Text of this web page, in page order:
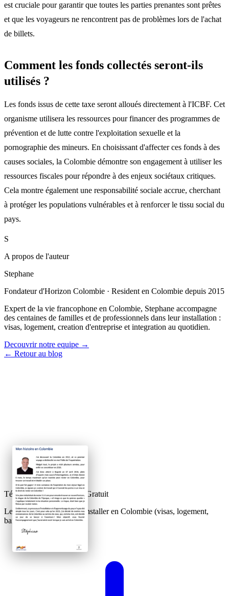
est cruciale pour garantir que toutes les parties prenantes sont prêtes
et que les voyageurs ne rencontrent pas de problèmes lors de l'achat
de billets.
Comment les fonds collectés seront-ils
utilisés ?
Les fonds issus de cette taxe seront alloués directement à l'ICBF. Cet
organisme utilisera les ressources pour financer des programmes de
prévention et de lutte contre l'exploitation sexuelle et la
pornographie des mineurs. En choisissant d'affecter ces fonds à des
causes sociales, la Colombie démontre son engagement à utiliser les
ressources fiscales pour répondre à des enjeux sociétaux critiques.
Cela montre également une responsabilité sociale accrue, cherchant
à protéger les populations vulnérables et à renforcer le tissu social du
pays.
S
A propos de l'auteur
Stephane
Fondateur d'Horizon Colombie · Resident en Colombie depuis 2015
Expert de la vie francophone en Colombie, Stephane accompagne
des centaines de familles et de professionnels dans leur installation :
visas, logement, creation d'entreprise et integration au quotidien.
Decouvrir notre equipe →
← Retour au blog
Téléchargez votre Guide Gratuit
Le guide complet pour s'installer en Colombie (visas, logement,
banque).